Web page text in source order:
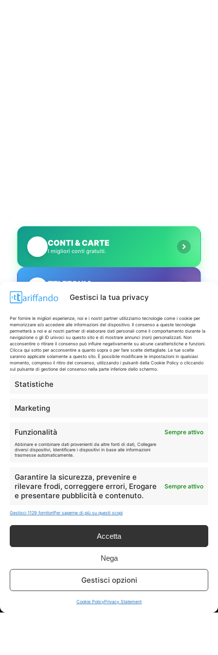
Gestisci la tua privacy
Per fornire le migliori esperienze, noi e i nostri partner utilizziamo tecnologie come i cookie per
memorizzare e/o accedere alle informazioni del dispositivo. Il consenso a queste tecnologie
permetterà a noi e ai nostri partner di elaborare dati personali come il comportamento durante la
navigazione o gli ID univoci su questo sito e di mostrare annunci (non) personalizzati. Non
acconsentire o ritirare il consenso può influire negativamente su alcune caratteristiche e funzioni.
Clicca qui sotto per acconsentire a quanto sopra o per fare scelte dettagliate. Le tue scelte
saranno applicate solamente a questo sito. È possibile modificare le impostazioni in qualsiasi
momento, compreso il ritiro del consenso, utilizzando i pulsanti della Cookie Policy o cliccando
sul pulsante di gestione del consenso nella parte inferiore dello schermo.
Statistiche
Marketing
Funzionalità Sempre attivo
Abbinare e combinare dati provenienti da altre fonti di dati, Collegare
diversi dispositivi, Identificare i dispositivi in base alle informazioni
trasmesse automaticamente.
Garantire la sicurezza, prevenire e
rilevare frodi, correggere errori, Erogare
e presentare pubblicità e contenuto.
Sempre attivo
Gestisci 1129 fornitoriPer saperne di più su questi scopi
Accetta
Nega
Gestisci opzioni
Cookie PolicyPrivacy Statement
CONTI & CARTE
I migliori conti gratuiti.
TELEFONIA
🔥 GRANDI OFFERTE
Le migliori occasioni oggi.
ISCRIVITI A TUTTO
Un click per tutti i canali! ➔
🛒
🏠
Disclaimer
I marchi citati appartengono ai rispettivi proprietari. Le offerte
segnalate possono subire variazioni: verifica sempre le condizioni